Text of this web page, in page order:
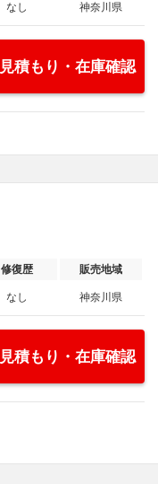
なし 神奈川県
見積もり・在庫確認
修復歴 販売地域
なし 神奈川県
見積もり・在庫確認